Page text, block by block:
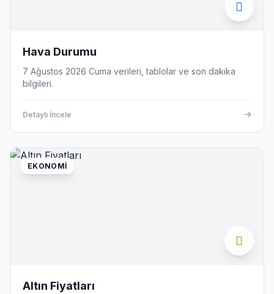
Hava Durumu
7 Ağustos 2026 Cuma verileri, tablolar ve son dakika
bilgileri.
Detaylı İncele
EKONOMI
Altın Fiyatları